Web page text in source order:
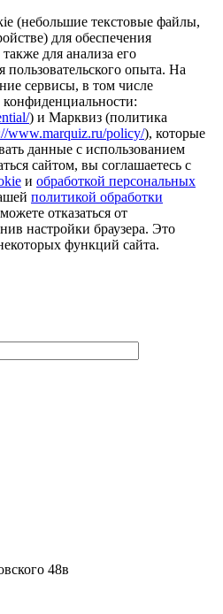
(небольшие текстовые файлы,
для обеспечения
для анализа его
опыта. На
сервисы, в том числе
) и Марквиз (политика
www.marquiz.ru/policy/), которые
данные с использованием
сайтом, вы соглашаетесь с
и обработкой персональных
политикой обработки
отказаться от
настройки браузера. Это
функций сайта.
48в